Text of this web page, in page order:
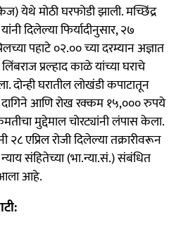
येथे मोठी घरफोडी झाली. मच्छिंद्र
दिलेल्या फिर्यादीनुसार, २७
पहाटे ०२.०० च्या दरम्यान अज्ञात
प्रल्हाद काळे यांच्या घराचे
घरातील लोखंडी कपाटातून
आणि रोख रक्कम १५,००० रुपये
मुद्देमाल चोरट्यांनी लंपास केला.
२८ एप्रिल रोजी दिलेल्या तक्रारीवरून
संहितेच्या (भा.न्या.सं.) संबंधित
आहे.